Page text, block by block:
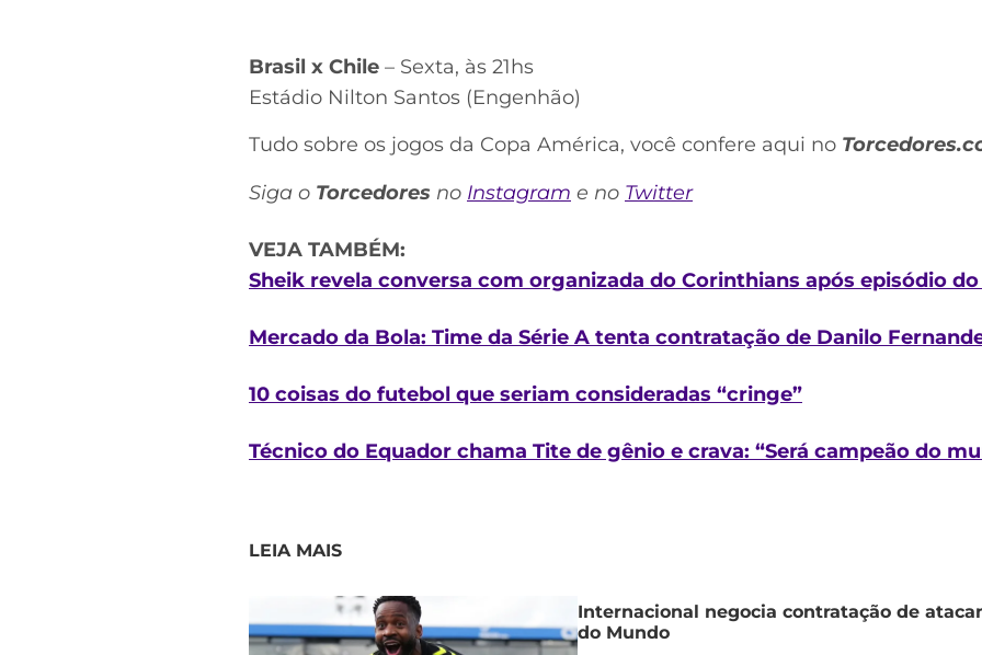
Brasil x Chile – Sexta, às 21hs
Estádio Nilton Santos (Engenhão)
Tudo sobre os jogos da Copa América, você confere aqui no
Siga o Torcedores no Instagram e no Twitter
VEJA TAMBÉM:
Sheik revela conversa com organizada do Corinthians após episódio do
Mercado da Bola: Time da Série A tenta contratação de Danilo
10 coisas do futebol que seriam consideradas “cringe”
Técnico do Equador chama Tite de gênio e crava: “Será campeão do
LEIA MAIS
Internacional negocia contratação de
do Mundo